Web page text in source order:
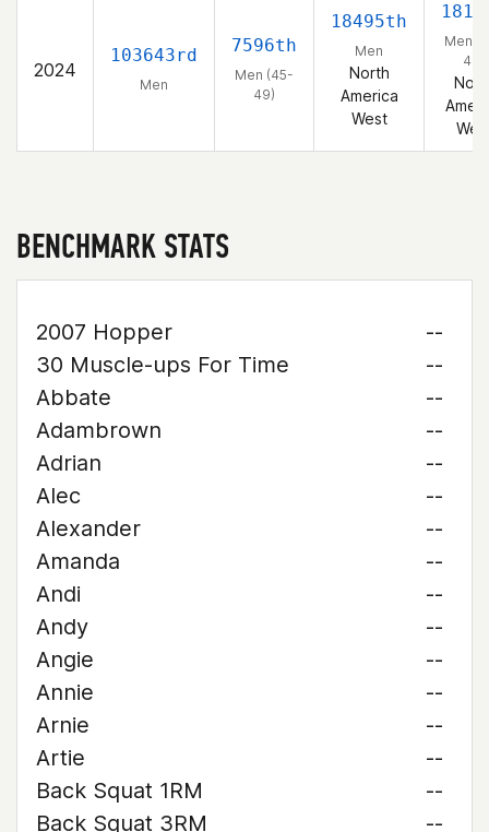
2024
103643rd
Men
7596th
Men (45-
49)
18495th
Men
North
America
West
Men
49)
BENCHMARK STATS
2007 Hopper
--
30 Muscle-ups For Time
--
Abbate
--
Adambrown
--
Adrian
--
Alec
--
Alexander
--
Amanda
--
Andi
--
Andy
--
Angie
--
Annie
--
Arnie
--
Artie
--
Back Squat 1RM
--
Back Squat 3RM
--